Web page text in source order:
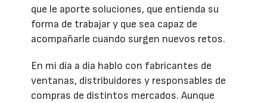
que le aporte soluciones, que entienda su
forma de trabajar y que sea capaz de
acompañarle cuando surgen nuevos retos.
En mi día a día hablo con fabricantes de
ventanas, distribuidores y responsables de
compras de distintos mercados. Aunque